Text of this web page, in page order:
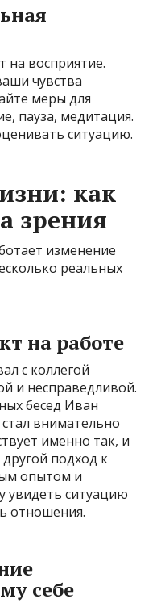
восприятие.
чувства
меры для
пауза, медитация.
ситуацию.
как
зрения
изменение
реальных
на работе
с коллегой
и несправедливой.
бесед Иван
внимательно
именно так, и
подход к
опытом и
увидеть ситуацию
отношения.
себе